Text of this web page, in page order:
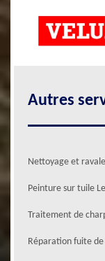
Autres
Nettoyage et
Peinture sur tuile
Traitement de
Réparation fuite